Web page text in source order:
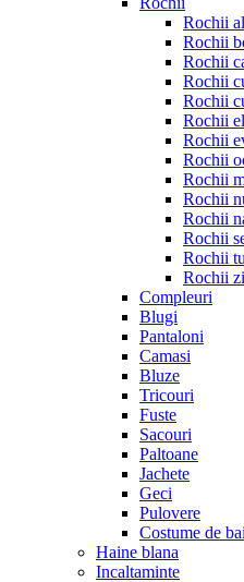
Rochii
Rochii
Rochii
Rochii
Rochii
Rochii
Rochii
Rochii
Rochii
Rochii
Rochii
Rochii
Rochii
Rochii zi
Compleuri
Blugi
Pantaloni
Camasi
Bluze
Tricouri
Fuste
Sacouri
Paltoane
Jachete
Geci
Pulovere
Costume de
Haine blana
Incaltaminte